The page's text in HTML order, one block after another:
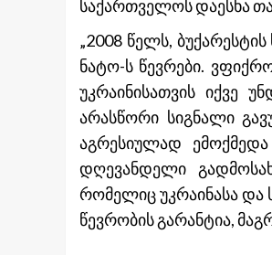
საქართველოს დაესხა
„2008 წელს,
ნატო-ს წევრები.
უკრაინისათვის იქვე
არასწორი სიგნალი
აგრესიულად
დღევანდელი
რომელიც უკრაინასა და
წევრობის გარანტია,